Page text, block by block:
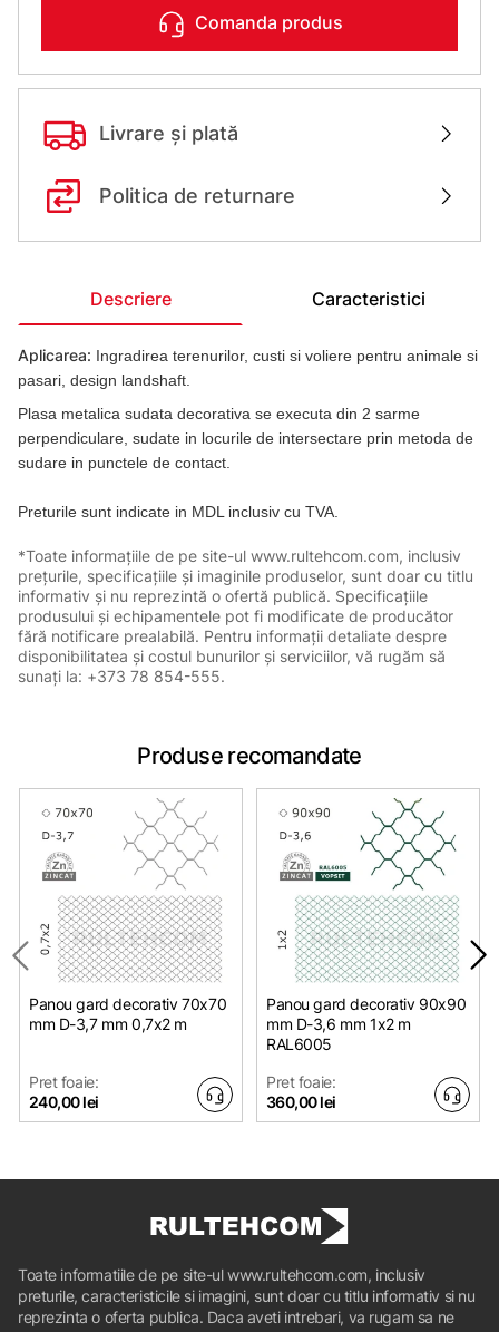
Comanda produs
Livrare și plată
Politica de returnare
Descriere Caracteristici
Aplicarea: Ingradirea terenurilor, custi si voliere pentru animale si
pasari, design landshaft.
Plasa metalica sudata decorativa se executa din 2 sarme
perpendiculare, sudate in locurile de intersectare prin metoda de
sudare in punctele de contact.
Preturile sunt indicate in MDL inclusiv cu TVA.
*Toate informațiile de pe site-ul www.rultehcom.com, inclusiv
prețurile, specificațiile și imaginile produselor, sunt doar cu titlu
informativ și nu reprezintă o ofertă publică. Specificațiile
produsului și echipamentele pot fi modificate de producător
fără notificare prealabilă. Pentru informații detaliate despre
disponibilitatea și costul bunurilor și serviciilor, vă rugăm să
sunați la: +373 78 854-555.
Produse recomandate
Panou gard decorativ 70x70
mm D-3,7 mm 0,7х2 m
Pret foaie:
240,00 lei
Panou gard decorativ 90x90
mm D-3,6 mm 1х2 m
RAL6005
Pret foaie:
360,00 lei
Toate informatiile de pe site-ul www.rultehcom.com, inclusiv
preturile, caracteristicile si imagini, sunt doar cu titlu informativ si nu
reprezinta o oferta publica. Daca aveti intrebari, va rugam sa ne